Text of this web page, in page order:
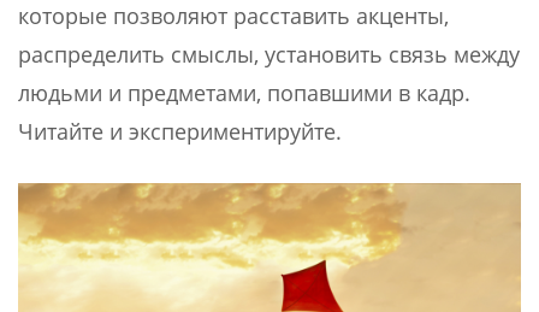
которые позволяют расставить акценты,
распределить смыслы, установить связь между
людьми и предметами, попавшими в кадр.
Читайте и экспериментируйте.